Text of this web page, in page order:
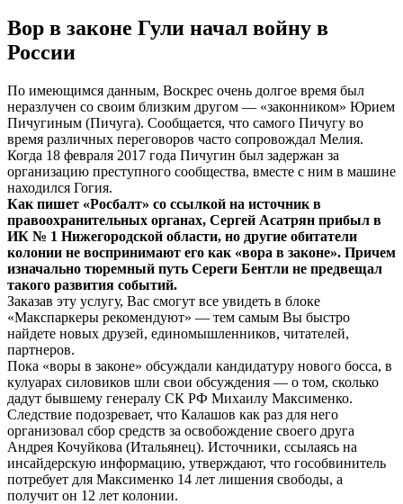
Вор в законе Гули начал войну в
России
По имеющимся данным, Воскрес очень долгое время был
неразлучен со своим близким другом — «законником» Юрием
Пичугиным (Пичуга). Сообщается, что самого Пичугу во
время различных переговоров часто сопровождал Мелия.
Когда 18 февраля 2017 года Пичугин был задержан за
организацию преступного сообщества, вместе с ним в машине
находился Гогия.
Как пишет «Росбалт» со ссылкой на источник в
правоохранительных органах, Сергей Асатрян прибыл в
ИК № 1 Нижегородской области, но другие обитатели
колонии не воспринимают его как «вора в законе». Причем
изначально тюремный путь Сереги Бентли не предвещал
такого развития событий.
Заказав эту услугу, Вас смогут все увидеть в блоке
«Макспаркеры рекомендуют» — тем самым Вы быстро
найдете новых друзей, единомышленников, читателей,
партнеров.
Пока «воры в законе» обсуждали кандидатуру нового босса, в
кулуарах силовиков шли свои обсуждения — о том, сколько
дадут бывшему генералу СК РФ Михаилу Максименко.
Следствие подозревает, что Калашов как раз для него
организовал сбор средств за освобождение своего друга
Андрея Кочуйкова (Итальянец). Источники, ссылаясь на
инсайдерскую информацию, утверждают, что гособвинитель
потребует для Максименко 14 лет лишения свободы, а
получит он 12 лет колонии.